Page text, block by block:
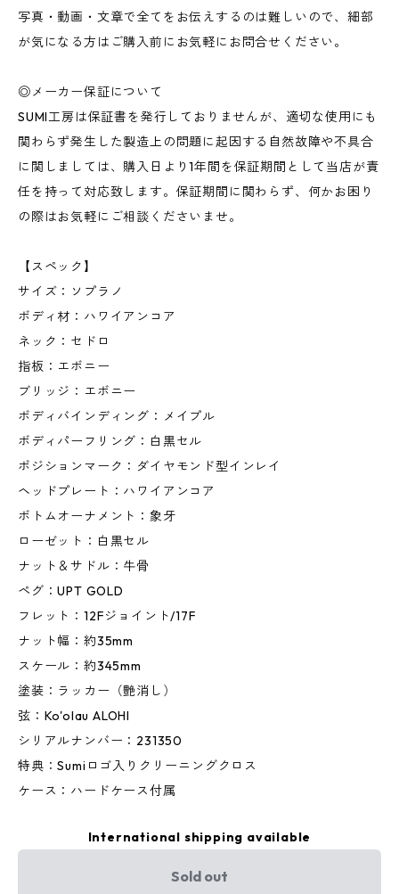
写真・動画・文章で全てをお伝えするのは難しいので、細部
が気になる方はご購入前にお気軽にお問合せください。
◎メーカー保証について
SUMI工房は保証書を発行しておりませんが、適切な使用にも
関わらず発生した製造上の問題に起因する自然故障や不具合
に関しましては、購入日より1年間を保証期間として当店が責
任を持って対応致します。保証期間に関わらず、何かお困り
の際はお気軽にご相談くださいませ。
【スペック】
サイズ：ソプラノ
ボディ材：ハワイアンコア
ネック：セドロ
指板：エボニー
ブリッジ：エボニー
ボディバインディング：メイプル
ボディパーフリング：白黒セル
ポジションマーク：ダイヤモンド型インレイ
ヘッドプレート：ハワイアンコア
ボトムオーナメント：象牙
ローゼット：白黒セル
ナット＆サドル：牛骨
ペグ：UPT GOLD
フレット：12Fジョイント/17F
ナット幅：約35mm
スケール：約345mm
塗装：ラッカー（艶消し）
弦：Ko'olau ALOHI
シリアルナンバー：231350
特典：Sumiロゴ入りクリーニングクロス
ケース：ハードケース付属
International shipping available
Sold out